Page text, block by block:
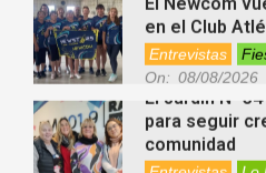
Entrevistas
On: 08/08/2026
El Jardín N°
para seguir
comunidad
Entrevistas
08/08/2026